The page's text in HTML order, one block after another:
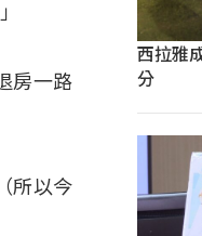
房一路
所以今
西拉雅
分